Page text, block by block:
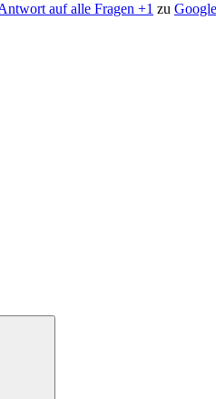
auf alle Fragen +1 zu